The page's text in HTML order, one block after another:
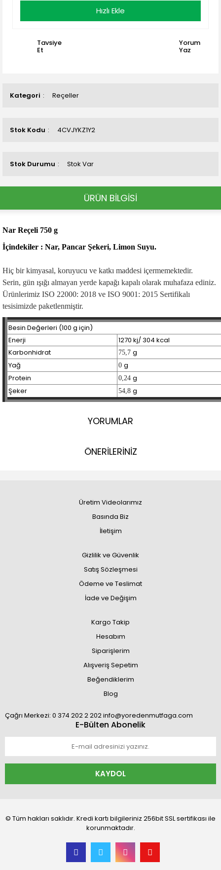
Kategori Reçeller
Stok Kodu 4CVJYKZ1Y2
Stok Durumu Stok Var
Hızlı Ekle
Tavsiye
Et
Yorum
Yaz
ÜRÜN BİLGİSİ
Nar Reçeli 750 g
İçindekiler : Nar, Pancar Şekeri, Limon Suyu.
Hiç bir kimyasal, koruyucu ve katkı maddesi içermemektedir.
Serin, gün ışığı almayan yerde kapağı kapalı olarak muhafaza ediniz.
Ürünlerimiz ISO 22000: 2018 ve ISO 9001: 2015 Sertifikalı
tesisimizde paketlenmiştir.
Besin Değerleri (100 g için)
Enerji
1270 kj/ 304 kcal
Karbonhidrat
75,7 g
Yağ
0 g
Protein
0,24 g
Şeker
54,8 g
YORUMLAR
ÖNERİLERİNİZ
Üretim Videolarımız
Basında Biz
İletişim
Gizlilik ve Güvenlik
Satış Sözleşmesi
Ödeme ve Teslimat
İade ve Değişim
Kargo Takip
Hesabım
Siparişlerim
Alışveriş Sepetim
Beğendiklerim
Blog
Çağrı Merkezi: 0 374 202 2 202 info@yoredenmutfaga.com
E-Bülten Abonelik
KAYDOL
© Tüm hakları saklıdır. Kredi kartı bilgileriniz 256bit SSL sertifikası ile
korunmaktadır.